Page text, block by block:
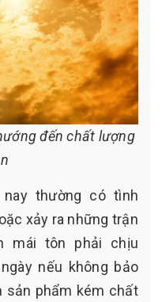
đến chất lượng
thường có tình
xảy ra những trận
mái tôn phải chịu
nếu không bảo
sản phẩm kém chất